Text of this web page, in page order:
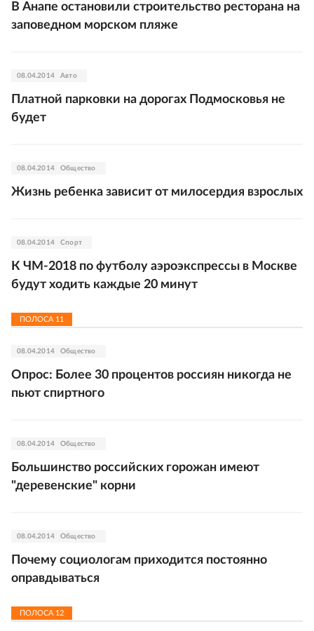
В Анапе остановили строительство ресторана на
заповедном морском пляже
08.04.2014 Авто
Платной парковки на дорогах Подмосковья не
будет
08.04.2014 Общество
Жизнь ребенка зависит от милосердия взрослых
08.04.2014 Спорт
К ЧМ-2018 по футболу аэроэкспрессы в Москве
будут ходить каждые 20 минут
ПОЛОСА 11
08.04.2014 Общество
Опрос: Более 30 процентов россиян никогда не
пьют спиртного
08.04.2014 Общество
Большинство российских горожан имеют
"деревенские" корни
08.04.2014 Общество
Почему социологам приходится постоянно
оправдываться
ПОЛОСА 12